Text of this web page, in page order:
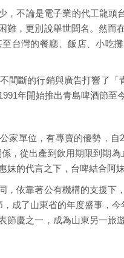
，不論是電子業的代工龍
難，更別說舉世聞名。然
台灣的餐廳、飯店、小吃
間斷的行銷與廣告打響了
年開始推出青島啤酒節至
家單位，有專賣的優勢，
，從出產到飲用期限到期
妹的代言之下，台啤結合阿
，依靠著公有機構的支援
成了山東省的年度盛事，
節慶之一，成為山東另一